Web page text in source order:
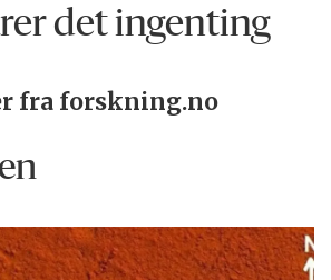
det ingenting
fra forskning.no